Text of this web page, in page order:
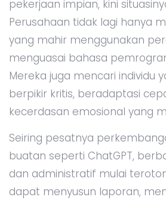
pekerjaan impian, kini
Perusahaan tidak lagi hanya
yang mahir menggunakan
menguasai bahasa
Mereka juga mencari individu
berpikir kritis, beradaptasi
kecerdasan emosional yang
Seiring pesatnya
buatan seperti ChatGPT,
dan administratif mulai
dapat menyusun laporan,